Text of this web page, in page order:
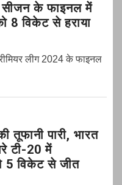
के फाइनल में
8 विकेट से हराया
लीग 2024 के फाइनल
तूफानी पारी, भारत
टी-20 में
5 विकेट से जीत